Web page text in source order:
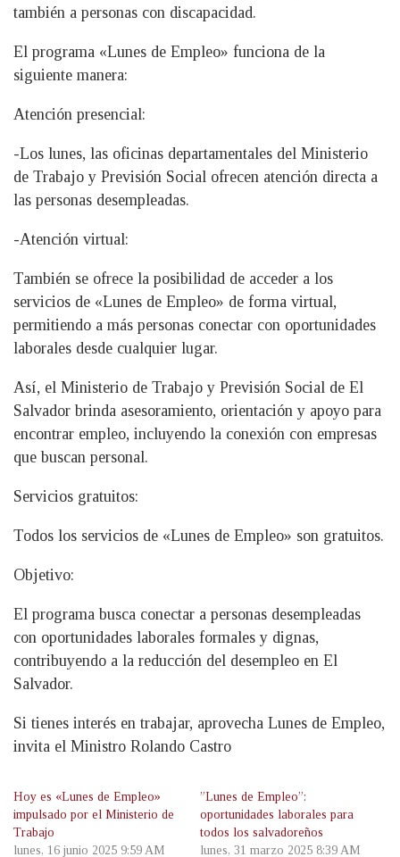
también a personas con discapacidad.
El programa «Lunes de Empleo» funciona de la
siguiente manera:
Atención presencial:
-Los lunes, las oficinas departamentales del Ministerio
de Trabajo y Previsión Social ofrecen atención directa a
las personas desempleadas.
-Atención virtual:
También se ofrece la posibilidad de acceder a los
servicios de «Lunes de Empleo» de forma virtual,
permitiendo a más personas conectar con oportunidades
laborales desde cualquier lugar.
Así, el Ministerio de Trabajo y Previsión Social de El
Salvador brinda asesoramiento, orientación y apoyo para
encontrar empleo, incluyendo la conexión con empresas
que buscan personal.
Servicios gratuitos:
Todos los servicios de «Lunes de Empleo» son gratuitos.
Objetivo:
El programa busca conectar a personas desempleadas
con oportunidades laborales formales y dignas,
contribuyendo a la reducción del desempleo en El
Salvador.
Si tienes interés en trabajar, aprovecha Lunes de Empleo,
invita el Ministro Rolando Castro
Hoy es «Lunes de Empleo»
impulsado por el Ministerio de
Trabajo
lunes, 16 junio 2025 9:59 AM
”Lunes de Empleo”:
oportunidades laborales para
todos los salvadoreños
lunes, 31 marzo 2025 8:39 AM